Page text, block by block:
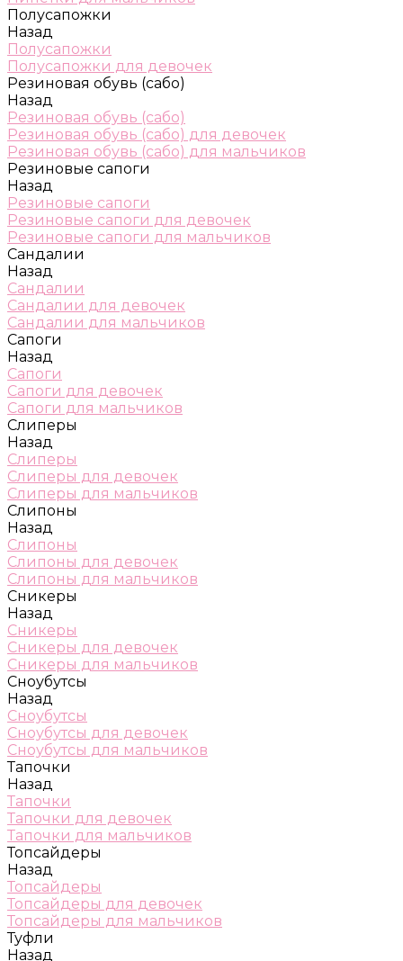
Полусапожки
Назад
Полусапожки
Полусапожки для девочек
Резиновая обувь (сабо)
Назад
Резиновая обувь (сабо)
Резиновая обувь (сабо) для девочек
Резиновая обувь (сабо) для мальчиков
Резиновые сапоги
Назад
Резиновые сапоги
Резиновые сапоги для девочек
Резиновые сапоги для мальчиков
Сандалии
Назад
Сандалии
Сандалии для девочек
Сандалии для мальчиков
Сапоги
Назад
Сапоги
Сапоги для девочек
Сапоги для мальчиков
Слиперы
Назад
Слиперы
Слиперы для девочек
Слиперы для мальчиков
Слипоны
Назад
Слипоны
Слипоны для девочек
Слипоны для мальчиков
Сникеры
Назад
Сникеры
Сникеры для девочек
Сникеры для мальчиков
Сноубутсы
Назад
Сноубутсы
Сноубутсы для девочек
Сноубутсы для мальчиков
Тапочки
Назад
Тапочки
Тапочки для девочек
Тапочки для мальчиков
Топсайдеры
Назад
Топсайдеры
Топсайдеры для девочек
Топсайдеры для мальчиков
Туфли
Назад